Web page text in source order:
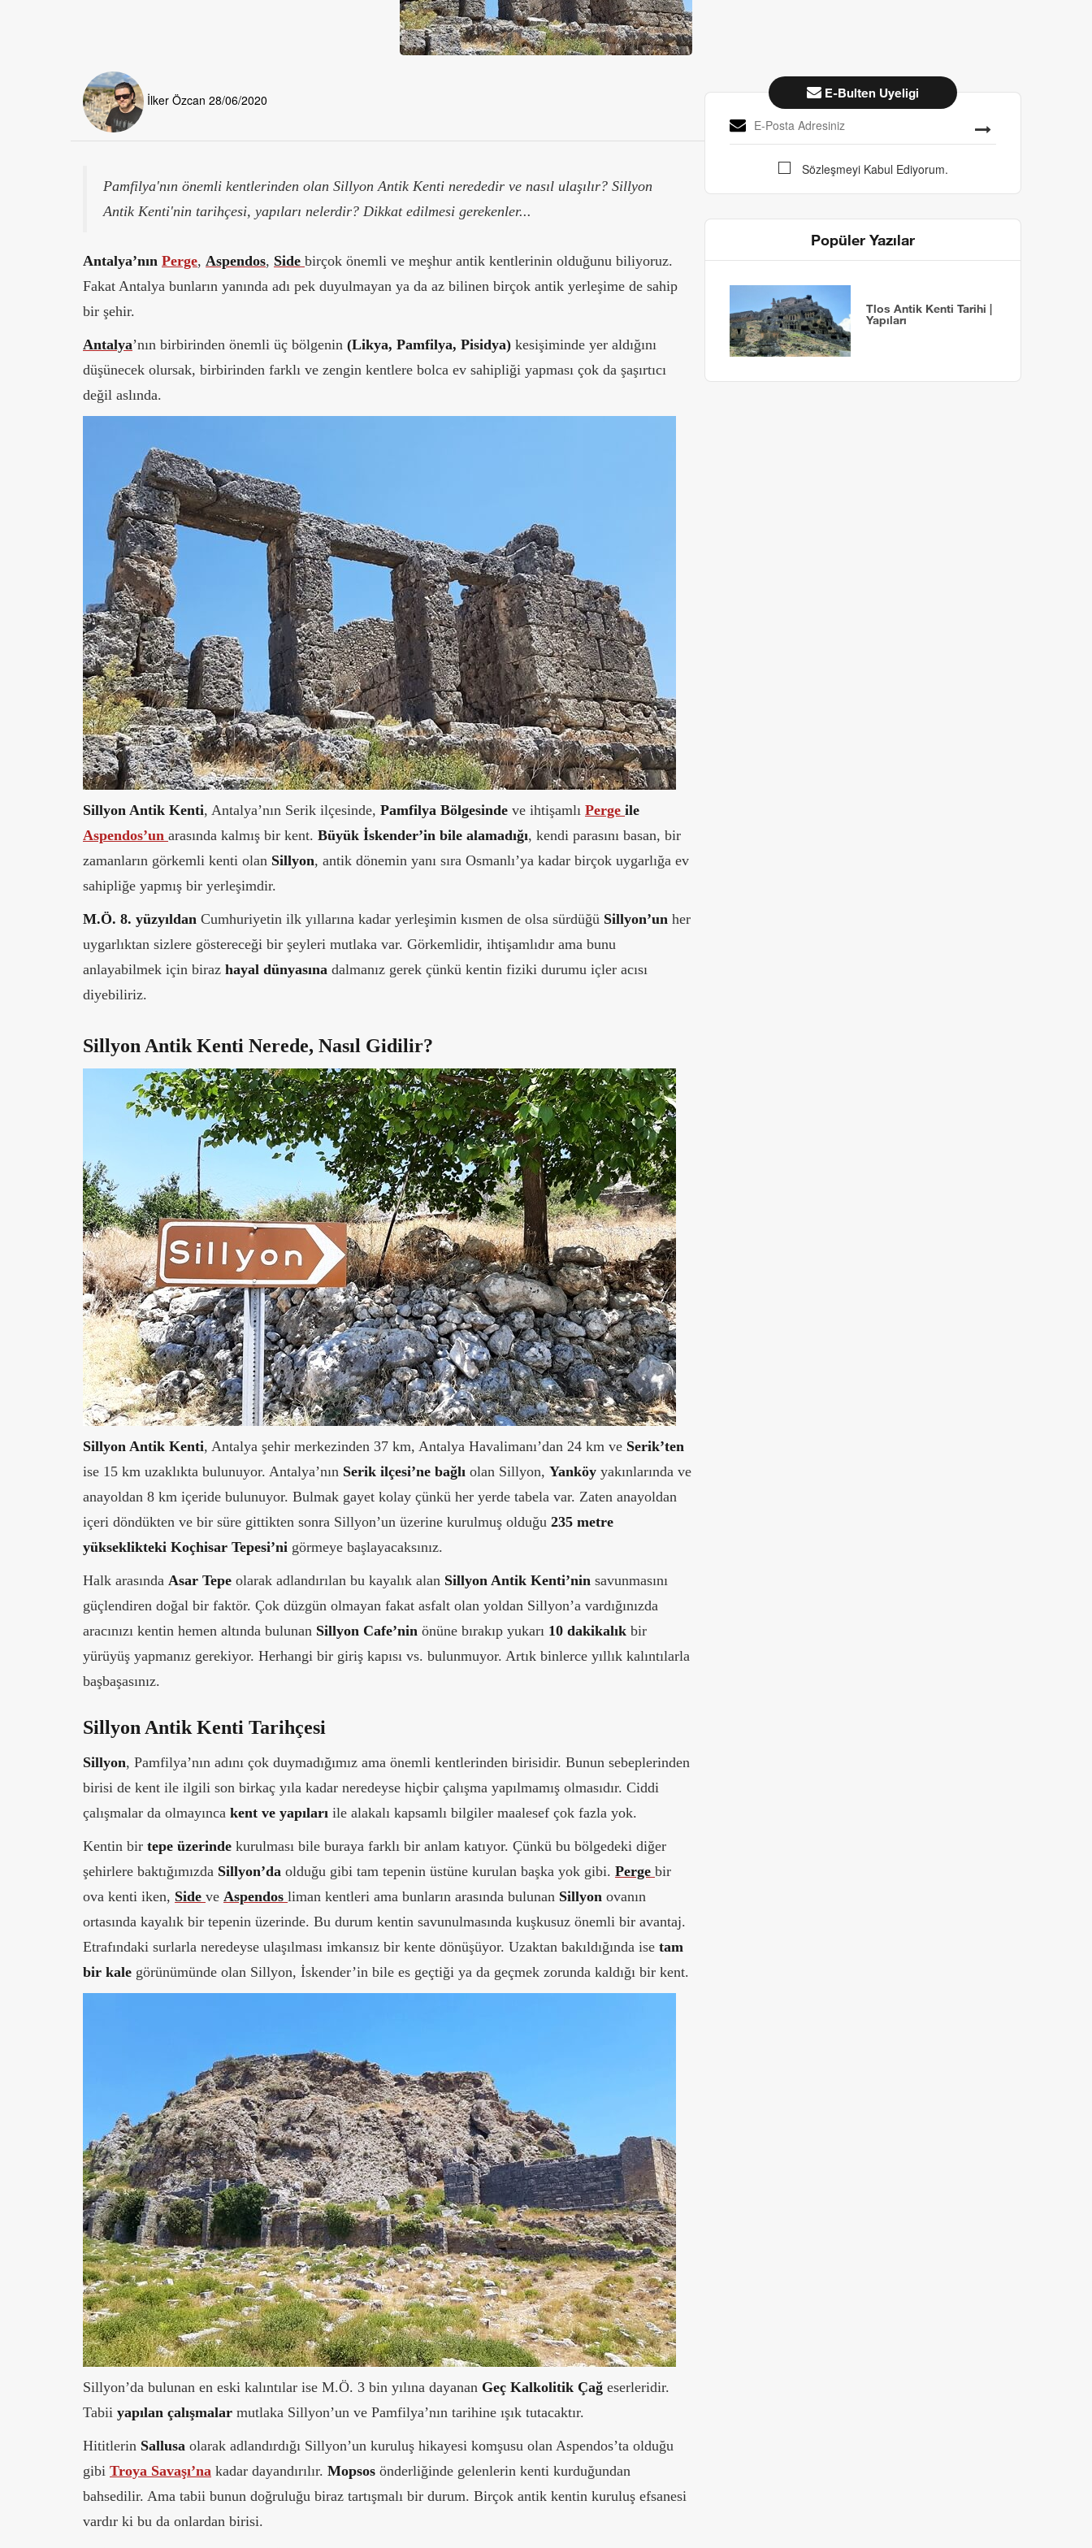
İlker Özcan 28/06/2020
Pamfilya'nın önemli kentlerinden olan Sillyon Antik Kenti nerededir ve nasıl ulaşılır? Sillyon
Antik Kenti'nin tarihçesi, yapıları nelerdir? Dikkat edilmesi gerekenler...
Antalya’nın Perge, Aspendos, Side birçok önemli ve meşhur antik kentlerinin olduğunu biliyoruz.
Fakat Antalya bunların yanında adı pek duyulmayan ya da az bilinen birçok antik yerleşime de sahip
bir şehir.
Antalya’nın birbirinden önemli üç bölgenin (Likya, Pamfilya, Pisidya) kesişiminde yer aldığını
düşünecek olursak, birbirinden farklı ve zengin kentlere bolca ev sahipliği yapması çok da şaşırtıcı
değil aslında.
Sillyon Antik Kenti, Antalya’nın Serik ilçesinde, Pamfilya Bölgesinde ve ihtişamlı Perge ile
Aspendos’un arasında kalmış bir kent. Büyük İskender’in bile alamadığı, kendi parasını basan, bir
zamanların görkemli kenti olan Sillyon, antik dönemin yanı sıra Osmanlı’ya kadar birçok uygarlığa ev
sahipliğe yapmış bir yerleşimdir.
M.Ö. 8. yüzyıldan Cumhuriyetin ilk yıllarına kadar yerleşimin kısmen de olsa sürdüğü Sillyon’un her
uygarlıktan sizlere göstereceği bir şeyleri mutlaka var. Görkemlidir, ihtişamlıdır ama bunu
anlayabilmek için biraz hayal dünyasına dalmanız gerek çünkü kentin fiziki durumu içler acısı
diyebiliriz.
Sillyon Antik Kenti Nerede, Nasıl Gidilir?
Sillyon Antik Kenti, Antalya şehir merkezinden 37 km, Antalya Havalimanı’dan 24 km ve Serik’ten
ise 15 km uzaklıkta bulunuyor. Antalya’nın Serik ilçesi’ne bağlı olan Sillyon, Yanköy yakınlarında ve
anayoldan 8 km içeride bulunuyor. Bulmak gayet kolay çünkü her yerde tabela var. Zaten anayoldan
içeri döndükten ve bir süre gittikten sonra Sillyon’un üzerine kurulmuş olduğu 235 metre
yükseklikteki Koçhisar Tepesi’ni görmeye başlayacaksınız.
Halk arasında Asar Tepe olarak adlandırılan bu kayalık alan Sillyon Antik Kenti’nin savunmasını
güçlendiren doğal bir faktör. Çok düzgün olmayan fakat asfalt olan yoldan Sillyon’a vardığınızda
aracınızı kentin hemen altında bulunan Sillyon Cafe’nin önüne bırakıp yukarı 10 dakikalık bir
yürüyüş yapmanız gerekiyor. Herhangi bir giriş kapısı vs. bulunmuyor. Artık binlerce yıllık kalıntılarla
başbaşasınız.
Sillyon Antik Kenti Tarihçesi
Sillyon, Pamfilya’nın adını çok duymadığımız ama önemli kentlerinden birisidir. Bunun sebeplerinden
birisi de kent ile ilgili son birkaç yıla kadar neredeyse hiçbir çalışma yapılmamış olmasıdır. Ciddi
çalışmalar da olmayınca kent ve yapıları ile alakalı kapsamlı bilgiler maalesef çok fazla yok.
Kentin bir tepe üzerinde kurulması bile buraya farklı bir anlam katıyor. Çünkü bu bölgedeki diğer
şehirlere baktığımızda Sillyon’da olduğu gibi tam tepenin üstüne kurulan başka yok gibi. Perge bir
ova kenti iken, Side ve Aspendos liman kentleri ama bunların arasında bulunan Sillyon ovanın
ortasında kayalık bir tepenin üzerinde. Bu durum kentin savunulmasında kuşkusuz önemli bir avantaj.
Etrafındaki surlarla neredeyse ulaşılması imkansız bir kente dönüşüyor. Uzaktan bakıldığında ise tam
bir kale görünümünde olan Sillyon, İskender’in bile es geçtiği ya da geçmek zorunda kaldığı bir kent.
Sillyon’da bulunan en eski kalıntılar ise M.Ö. 3 bin yılına dayanan Geç Kalkolitik Çağ eserleridir.
Tabii yapılan çalışmalar mutlaka Sillyon’un ve Pamfilya’nın tarihine ışık tutacaktır.
Hititlerin Sallusa olarak adlandırdığı Sillyon’un kuruluş hikayesi komşusu olan Aspendos’ta olduğu
gibi Troya Savaşı’na kadar dayandırılır. Mopsos önderliğinde gelenlerin kenti kurduğundan
bahsedilir. Ama tabii bunun doğruluğu biraz tartışmalı bir durum. Birçok antik kentin kuruluş efsanesi
vardır ki bu da onlardan birisi.
E-Bulten Uyeligi
Sözleşmeyi Kabul Ediyorum.
Popüler Yazılar
Tlos Antik Kenti Tarihi |
Yapıları